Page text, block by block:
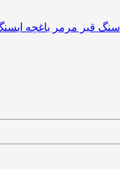
سنگ قبر مرمر باغچه ای